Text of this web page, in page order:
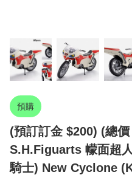
預購
(預訂訂金 $200) (總
S.H.Figuarts 幪面超
騎士) New Cyclone